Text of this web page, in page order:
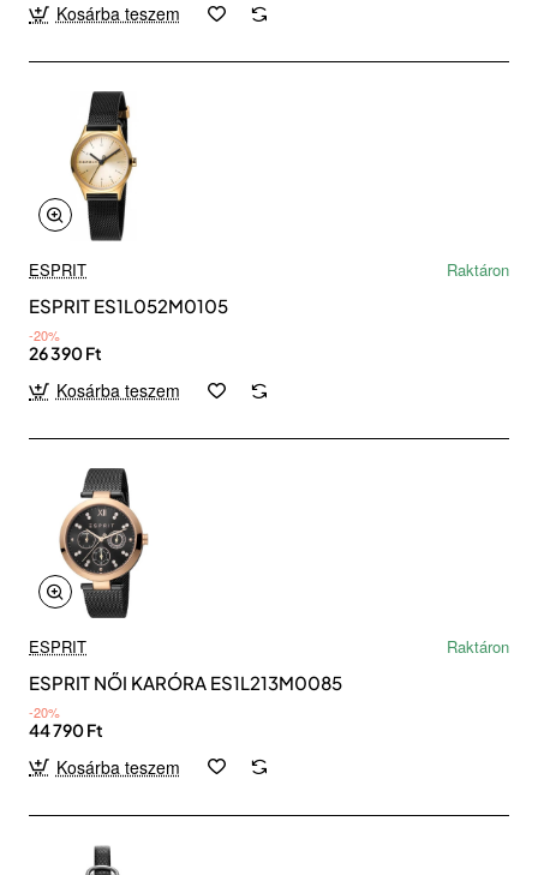
Kosárba teszem
ESPRIT
Raktáron
ESPRIT ES1L052M0105
-20%
26 390 Ft
Kosárba teszem
ESPRIT
Raktáron
ESPRIT NŐI KARÓRA ES1L213M0085
-20%
44 790 Ft
Kosárba teszem